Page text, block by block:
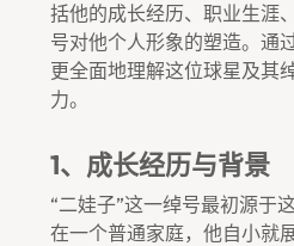
括他的成长经历、职业生涯
号对他个人形象的塑造。通
更全面地理解这位球星及其
力。
1、成长经历与背景
“二娃子”这一绰号最初源于
在一个普通家庭，他自小就